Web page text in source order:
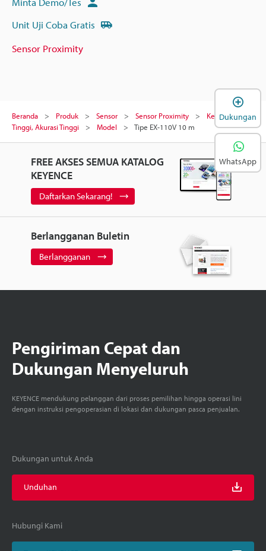
Unit Uji Coba Gratis
Sensor Proximity
Beranda Produk Sensor Sensor Proximity
Kecepatan
Tinggi, Akurasi Tinggi
Model Tipe EX-110V 10 m
FREE AKSES SEMUA KATALOG
KEYENCE
Daftarkan Sekarang!
Berlangganan Buletin
Berlangganan
Pengiriman Cepat dan
Dukungan Menyeluruh
KEYENCE mendukung pelanggan dari proses pemilihan hingga operasi lini
dengan instruksi pengoperasian di lokasi dan dukungan pasca penjualan.
Dukungan untuk Anda
Unduhan
Hubungi Kami
Dukungan
WhatsApp